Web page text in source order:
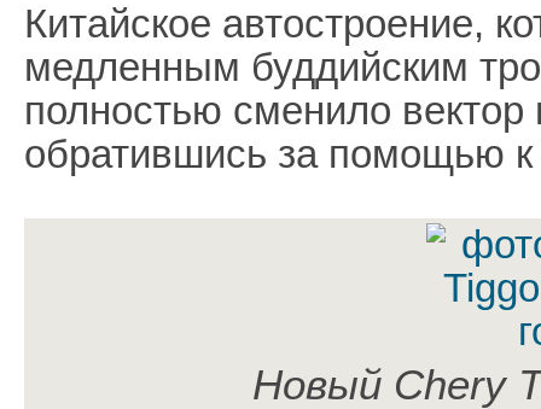
Китайское автостроение,
медленным буддийским
полностью сменило вектор
обратившись за помощью
Новый Chery